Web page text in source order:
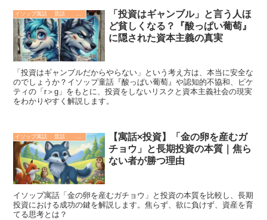
「投資はギャンブル」と言う人ほ
ど貧しくなる？『酸っぱい葡萄』
に隠された資本主義の真実
「投資はギャンブルだからやらない」という考え方は、本当に安全な
のでしょうか？イソップ童話『酸っぱい葡萄』や認知的不協和、ピケ
ティの「r＞g」をもとに、投資をしないリスクと資本主義社会の現実
をわかりやすく解説します。
【寓話×投資】「金の卵を産むガ
チョウ」と長期投資の本質｜焦ら
ない者が勝つ理由
イソップ寓話「金の卵を産むガチョウ」と投資の本質を比較し、長期
投資における成功の鍵を解説します。焦らず、欲に負けず、資産を育
てる思考とは？